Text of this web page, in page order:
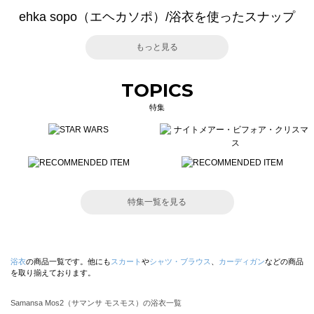
ehka sopo（エヘカソポ）/浴衣を使ったスナップ
もっと見る
TOPICS
特集
特集一覧を見る
浴衣の商品一覧です。他にも スカート やシャツ・ブラウス カーディガンなどの商品
を取り揃えております。
Samansa Mos2（サマンサ モスモス）の浴衣一覧